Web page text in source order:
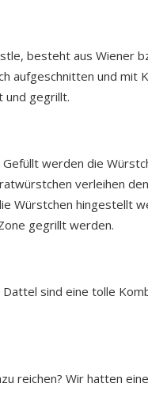
besteht aus Wiener
aufgeschnitten und mit
und gegrillt.
werden die
verleihen
Würstchen hingestellt
gegrillt werden.
sind eine tolle
reichen? Wir hatten